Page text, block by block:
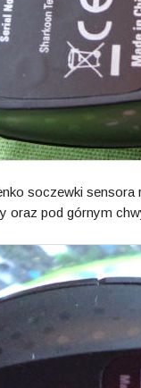
soczewki
oraz pod górnym